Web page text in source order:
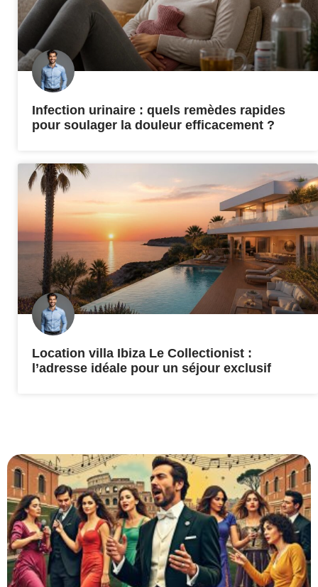
Infection urinaire : quels remèdes rapides
pour soulager la douleur efficacement ?
Location villa Ibiza Le Collectionist :
l’adresse idéale pour un séjour exclusif